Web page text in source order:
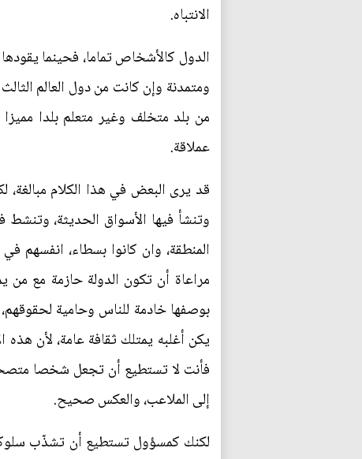
الانتباه.
الدول كالأشخاص تماما، فحينما
ومتمدنة وإن كانت من دول العالم
من بلد متخلف وغير متعلم بلدا
عملاقة.
قد يرى البعض في هذا الكلام
وتنشأ فيها الأسواق الحديثة، وتنشط
المنطقة، وان كانوا بسطاء، انفسهم
مراعاة أن تكون الدولة حازمة مع من
بوصفها خادمة للناس وحامية
يكن أغلبه يمتلك ثقافة عامة، لأن
فأنت لا تستطيع أن تجعل شخصا
إلى الملاعب، والعكس صحيح.
لكنك كمسؤول تستطيع أن تشذّب سلوكه